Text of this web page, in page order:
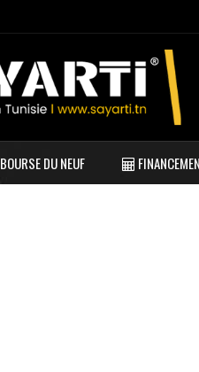
BOURSE DU NEUF